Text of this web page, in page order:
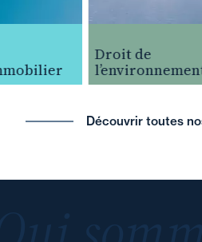
Droit de
l’environnement
Découvrir toutes